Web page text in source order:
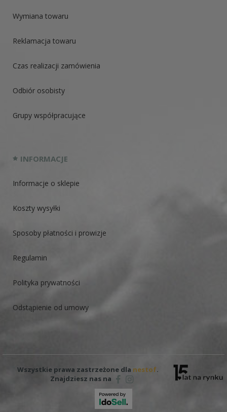
Wymiana towaru
Reklamacja towaru
Czas realizacji zamówienia
Odbiór osobisty
Grupy współpracujące
INFORMACJE
Informacje o sklepie
Koszty wysyłki
Sposoby płatności i prowizje
Regulamin
Polityka prywatności
Odstąpienie od umowy
Wszystkie prawa zastrzeżone dla nestof.
Znajdziesz nas na